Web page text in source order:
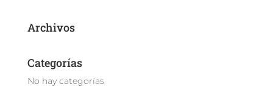
Archivos
Categorías
No hay categorías